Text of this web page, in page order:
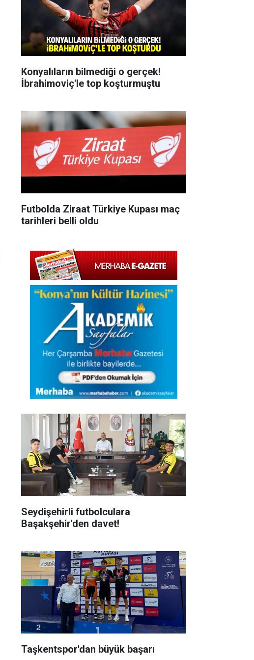
Konyalıların bilmediği o gerçek!
İbrahimoviç'le top koşturmuştu
Futbolda Ziraat Türkiye Kupası maç
tarihleri belli oldu
Seydişehirli futbolculara
Başakşehir'den davet!
Taşkentspor'dan büyük başarı